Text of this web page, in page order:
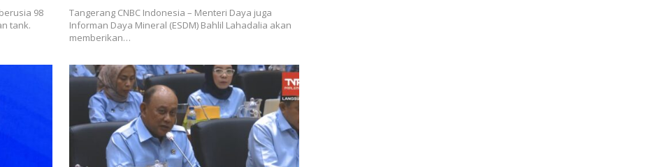
98
tank.
Tangerang CNBC Indonesia – Menteri Daya juga
Informan Daya Mineral (ESDM) Bahlil Lahadalia akan
memberikan…